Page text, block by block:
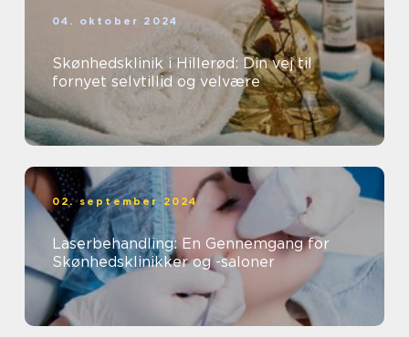
04. oktober 2024
Skønhedsklinik i Hillerød: Din vej til
fornyet selvtillid og velvære
02. september 2024
Laserbehandling: En Gennemgang for
Skønhedsklinikker og -saloner